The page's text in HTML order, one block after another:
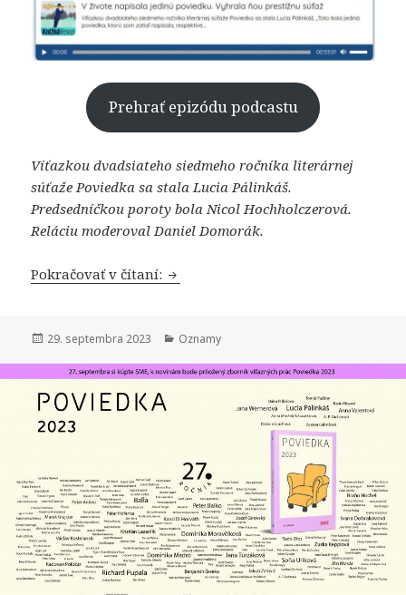
Prehrať epizódu podcastu
Víťazkou dvadsiateho siedmeho ročníka literárnej
súťaže Poviedka sa stala Lucia Pálinkáš.
Predsedníčkou poroty bola Nicol Hochholczerová.
Reláciu moderoval Daniel Domorák.
Pokračovať v čítaní: Vypočujte si podcast Knižná revue
Publikované
29. septembra 2023 Kategórie
Oznamy